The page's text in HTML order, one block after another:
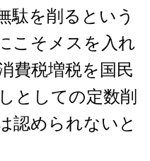
駄を削るという
こそメスを入れ
費税増税を国民
としての定数削
認められないと